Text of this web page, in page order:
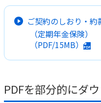
お手続き一覧
終身保険
養老保険
定期保険
学資保険
資料請求
目的から探す
お役立ち情報
かんぽ生命の団体取
かんぽのLifeサポート
保険
かんぽ生命について
ご挨拶
よくあるご質問
お問い合わせ
サステナビリティ
ご契約のしおり・約
（定期年金保険）
（PDF/15MB）
PDFを部分的にダ